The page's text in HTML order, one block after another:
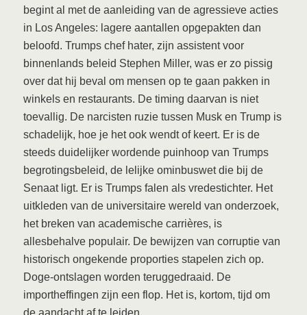
begint al met de aanleiding van de agressieve acties
in Los Angeles: lagere aantallen opgepakten dan
beloofd. Trumps chef hater, zijn assistent voor
binnenlands beleid Stephen Miller, was er zo pissig
over dat hij beval om mensen op te gaan pakken in
winkels en restaurants. De timing daarvan is niet
toevallig. De narcisten ruzie tussen Musk en Trump is
schadelijk, hoe je het ook wendt of keert. Er is de
steeds duidelijker wordende puinhoop van Trumps
begrotingsbeleid, de lelijke ominbuswet die bij de
Senaat ligt. Er is Trumps falen als vredestichter. Het
uitkleden van de universitaire wereld van onderzoek,
het breken van academische carrières, is
allesbehalve populair. De bewijzen van corruptie van
historisch ongekende proporties stapelen zich op.
Doge-ontslagen worden teruggedraaid. De
importheffingen zijn een flop. Het is, kortom, tijd om
de aandacht af te leiden.